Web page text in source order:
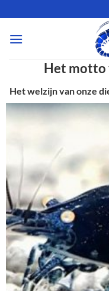
naar
inhoud
Het motto
Het welzijn van onze